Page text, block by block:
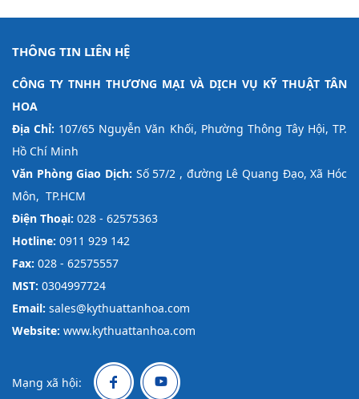
THÔNG TIN LIÊN HỆ
CÔNG TY TNHH THƯƠNG MẠI VÀ DỊCH VỤ KỸ THUẬT TÂN
HOA
Địa Chỉ: 107/65 Nguyễn Văn Khối, Phường Thông Tây Hội, TP.
Hồ Chí Minh
Văn Phòng Giao Dịch: Số 57/2 , đường Lê Quang Đạo, Xã Hóc
Môn, TP.HCM
Điện Thoại: 028 - 62575363
Hotline: 0911 929 142
Fax: 028 - 62575557
MST: 0304997724
Email: sales@kythuattanhoa.com
Website: www.kythuattanhoa.com
Mạng xã hội: